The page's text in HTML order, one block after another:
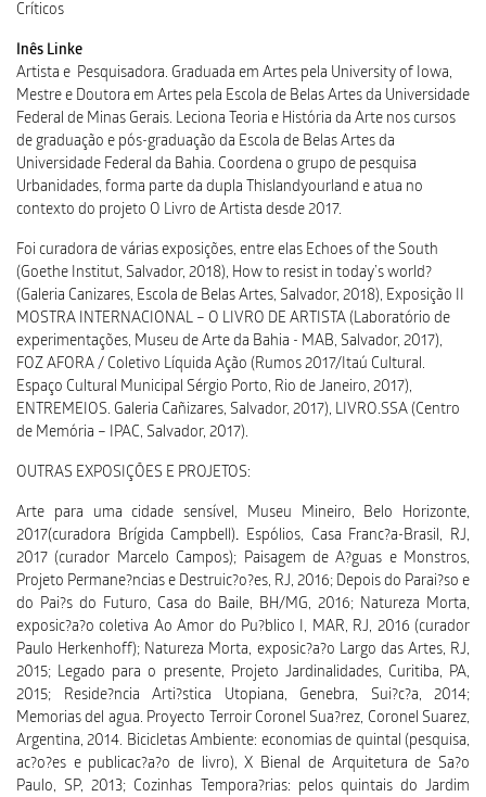
Críticos
Inês Linke
Artista e Pesquisadora. Graduada em Artes pela University of Iowa,
Mestre e Doutora em Artes pela Escola de Belas Artes da Universidade
Federal de Minas Gerais. Leciona Teoria e História da Arte nos cursos
de graduação e pós-graduação da Escola de Belas Artes da
Universidade Federal da Bahia. Coordena o grupo de pesquisa
Urbanidades, forma parte da dupla Thislandyourland e atua no
contexto do projeto O Livro de Artista desde 2017.
Foi curadora de várias exposições, entre elas Echoes of the South
(Goethe Institut, Salvador, 2018), How to resist in today’s world?
(Galeria Canizares, Escola de Belas Artes, Salvador, 2018), Exposição II
MOSTRA INTERNACIONAL – O LIVRO DE ARTISTA (Laboratório de
experimentações, Museu de Arte da Bahia - MAB, Salvador, 2017),
FOZ AFORA / Coletivo Líquida Ação (Rumos 2017/Itaú Cultural.
Espaço Cultural Municipal Sérgio Porto, Rio de Janeiro, 2017),
ENTREMEIOS. Galeria Cañizares, Salvador, 2017), LIVRO.SSA (Centro
de Memória – IPAC, Salvador, 2017).
OUTRAS EXPOSIÇÕES E PROJETOS:
Arte para uma cidade sensível, Museu Mineiro, Belo Horizonte,
2017(curadora Brígida Campbell). Espólios, Casa Franc?a-Brasil, RJ,
2017 (curador Marcelo Campos); Paisagem de A?guas e Monstros,
Projeto Permane?ncias e Destruic?o?es, RJ, 2016; Depois do Parai?so e
do Pai?s do Futuro, Casa do Baile, BH/MG, 2016; Natureza Morta,
exposic?a?o coletiva Ao Amor do Pu?blico I, MAR, RJ, 2016 (curador
Paulo Herkenhoff); Natureza Morta, exposic?a?o Largo das Artes, RJ,
2015; Legado para o presente, Projeto Jardinalidades, Curitiba, PA,
2015; Reside?ncia Arti?stica Utopiana, Genebra, Sui?c?a, 2014;
Memorias del agua. Proyecto Terroir Coronel Sua?rez, Coronel Suarez,
Argentina, 2014. Bicicletas Ambiente: economias de quintal (pesquisa,
ac?o?es e publicac?a?o de livro), X Bienal de Arquitetura de Sa?o
Paulo, SP, 2013; Cozinhas Tempora?rias: pelos quintais do Jardim